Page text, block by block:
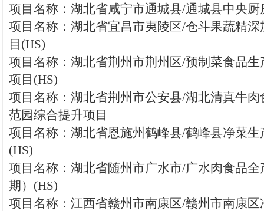
项目名称：湖北省咸宁市通城县/通城县中央厨
项目名称：湖北省宜昌市夷陵区/仓斗果蔬精
目(HS)
项目名称：湖北省荆州市荆州区/预制菜食品
项目(HS)
项目名称：湖北省荆州市公安县/湖北清真牛
范园综合提升项目
项目名称：湖北省恩施州鹤峰县/鹤峰县净菜生
(HS)
项目名称：湖北省随州市广水市/广水肉食品
期）(HS)
项目名称：江西省赣州市南康区/赣州市南康